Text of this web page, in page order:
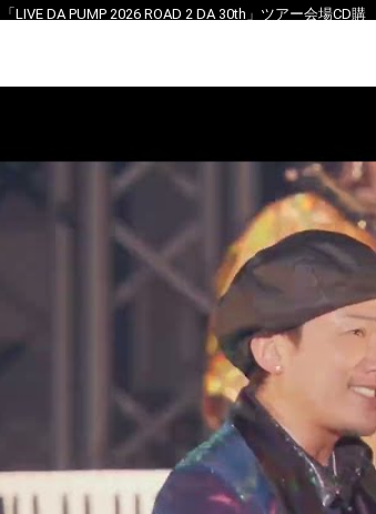
「LIVE DA PUMP 2026 ROAD 2 DA 30th」ツアー会場CD購
2026年8月～11月開催「LIVE DA PUMP 2026 ROAD 2 DA
8/5(水)DA PUMPファンクラブ“DPC”会員限定生配信決定！
「LIVE DA PUMP 2026 ROAD 2 DA 30th」11月27日(金)神奈
川・カルッツかわさき(川崎市スポーツ・文化センター)公
演チケットぴあ先行受付のご案内
「LIVE DA PUMP 2026 ROAD 2 DA 30th」オフィシャルグ
7/30(木)DA PUMPファンクラブ“DPC”会員限定生配信決
「LIVE DA PUMP 2026 ROAD 2 DA 30th」ドキュメンタリ